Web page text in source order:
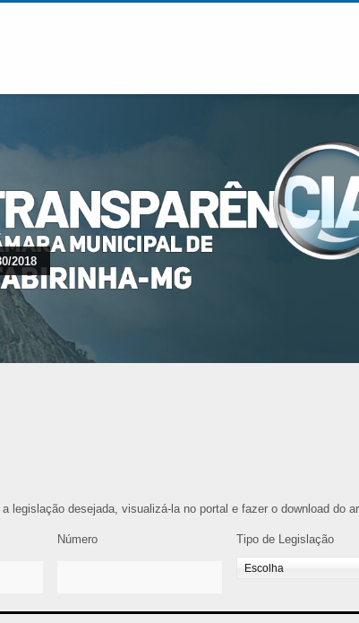
2018
desejada, visualizá-la no portal e fazer o download do
Número Tipo de Legislação